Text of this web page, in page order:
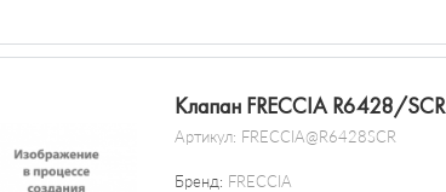
Клапан FRECCIA R6428/SCR
Артикул: FRECCIA@R6428SCR
Бренд: FRECCIA